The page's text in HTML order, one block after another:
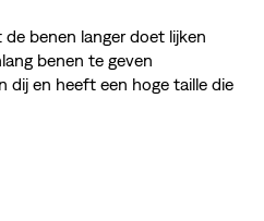
benen langer doet lijken
benen te geven
dij en heeft een hoge taille die
Dat is Levi's® Stellar
ingebouwde